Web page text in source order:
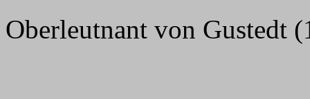
Oberleutnant von Gustedt